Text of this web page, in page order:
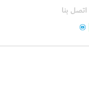
اتصل بنا